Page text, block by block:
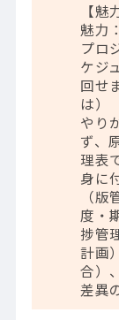
【
魅力
プロ
ケジ
回せ
は）
やり
ず、
理表
身に
（
度・
捗管
計画
合）
差異